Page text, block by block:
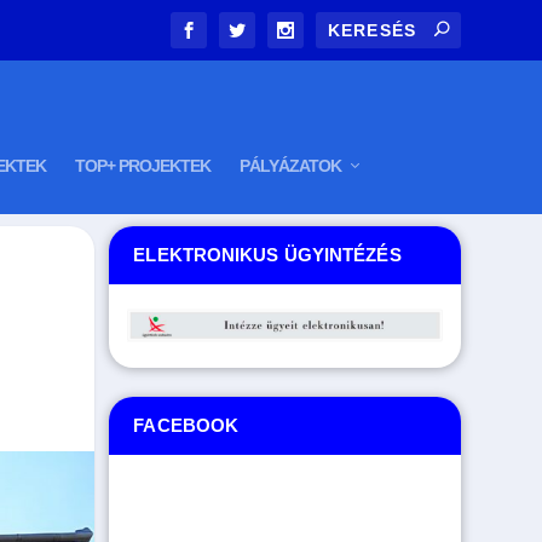
TOP+ PROJEKTEK PÁLYÁZATOK
ELEKTRONIKUS ÜGYINTÉZÉS
FACEBOOK